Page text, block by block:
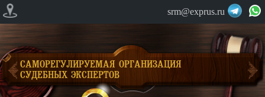
srm@exprus.ru
САМОРЕГУЛИРУЕМАЯ ОРГАНИЗАЦИЯ
СУДЕБНЫХ ЭКСПЕРТОВ